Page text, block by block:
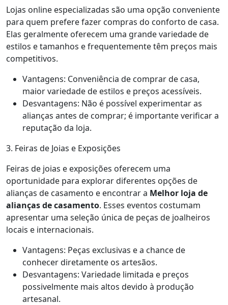
Lojas online especializadas são uma opção conveniente
para quem prefere fazer compras do conforto de casa.
Elas geralmente oferecem uma grande variedade de
estilos e tamanhos e frequentemente têm preços mais
competitivos.
Vantagens: Conveniência de comprar de casa,
maior variedade de estilos e preços acessíveis.
Desvantagens: Não é possível experimentar as
alianças antes de comprar; é importante verificar a
reputação da loja.
3. Feiras de Joias e Exposições
Feiras de joias e exposições oferecem uma
oportunidade para explorar diferentes opções de
alianças de casamento e encontrar a Melhor loja de
alianças de casamento. Esses eventos costumam
apresentar uma seleção única de peças de joalheiros
locais e internacionais.
Vantagens: Peças exclusivas e a chance de
conhecer diretamente os artesãos.
Desvantagens: Variedade limitada e preços
possivelmente mais altos devido à produção
artesanal.